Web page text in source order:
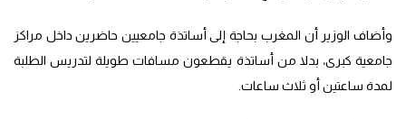
وأضاف الوزير أن المغرب بحاجة إلى أساتذة جامعيين حاضرين داخل مراكز
جامعية كبرى، بدلا من أساتذة يقطعون مسافات طويلة لتدريس الطلبة
لمدة ساعتين أو ثلاث ساعات.